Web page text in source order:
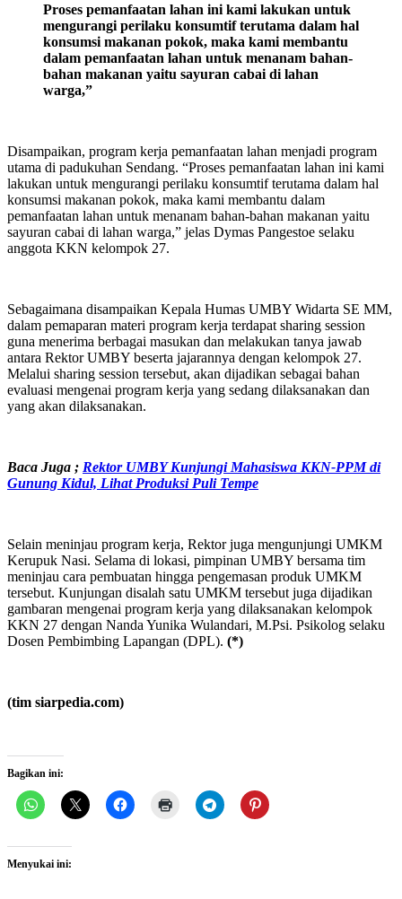
Proses pemanfaatan lahan ini kami lakukan untuk
mengurangi perilaku konsumtif terutama dalam hal
konsumsi makanan pokok, maka kami membantu
dalam pemanfaatan lahan untuk menanam bahan-
bahan makanan yaitu sayuran cabai di lahan
warga,”
Disampaikan, program kerja pemanfaatan lahan menjadi program
utama di padukuhan Sendang. “Proses pemanfaatan lahan ini kami
lakukan untuk mengurangi perilaku konsumtif terutama dalam hal
konsumsi makanan pokok, maka kami membantu dalam
pemanfaatan lahan untuk menanam bahan-bahan makanan yaitu
sayuran cabai di lahan warga,” jelas Dymas Pangestoe selaku
anggota KKN kelompok 27.
Sebagaimana disampaikan Kepala Humas UMBY Widarta SE MM,
dalam pemaparan materi program kerja terdapat sharing session
guna menerima berbagai masukan dan melakukan tanya jawab
antara Rektor UMBY beserta jajarannya dengan kelompok 27.
Melalui sharing session tersebut, akan dijadikan sebagai bahan
evaluasi mengenai program kerja yang sedang dilaksanakan dan
yang akan dilaksanakan.
Baca Juga ; Rektor UMBY Kunjungi Mahasiswa KKN-PPM di
Gunung Kidul, Lihat Produksi Puli Tempe
Selain meninjau program kerja, Rektor juga mengunjungi UMKM
Kerupuk Nasi. Selama di lokasi, pimpinan UMBY bersama tim
meninjau cara pembuatan hingga pengemasan produk UMKM
tersebut. Kunjungan disalah satu UMKM tersebut juga dijadikan
gambaran mengenai program kerja yang dilaksanakan kelompok
KKN 27 dengan Nanda Yunika Wulandari, M.Psi. Psikolog selaku
Dosen Pembimbing Lapangan (DPL). (*)
(tim siarpedia.com)
Bagikan ini:
Menyukai ini: